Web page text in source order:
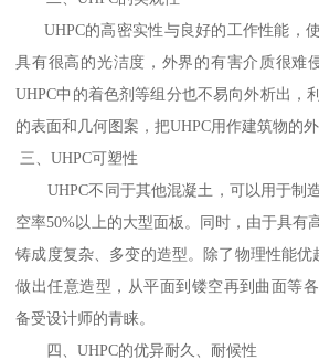
UHPC的高密实性与良好的工作性能，
具有很高的光洁度，外界的有害介质很难
UHPC中的着色剂等组分也不易向外析出，
的表面和几何图案，把UHPC用作建筑物的外
三、UHPC可塑性
UHPC不同于其他混凝土，可以用于制
空率50%以上的大型面板。同时，由于具有
铸成度复杂、多变的造型。除了物理性能优
做出任意造型，从平面到镂空再到曲面等
备受设计师的青睐。
四、UHPC的优异耐久、耐候性